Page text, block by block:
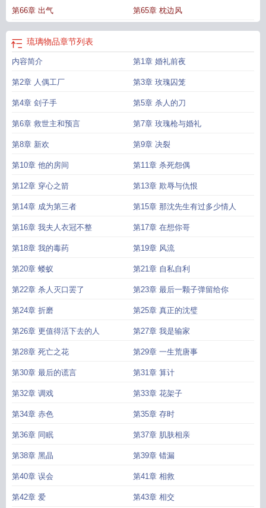
第66章 出气 第65章 枕边风
琉璃物品章节列表
内容简介 第1章 婚礼前夜
第2章 人偶工厂 第3章 玫瑰囚笼
第4章 刽子手 第5章 杀人的刀
第6章 救世主和预言 第7章 玫瑰枪与婚礼
第8章 新欢 第9章 决裂
第10章 他的房间 第11章 杀死怨偶
第12章 穿心之箭 第13章 欺辱与仇恨
第14章 成为第三者 第15章 那沈先生有过多少情人
第16章 我夫人衣冠不整 第17章 在想你哥
第18章 我的毒药 第19章 风流
第20章 蝼蚁 第21章 自私自利
第22章 杀人灭口罢了 第23章 最后一颗子弹留给你
第24章 折磨 第25章 真正的沈璧
第26章 更值得活下去的人 第27章 我是输家
第28章 死亡之花 第29章 一生荒唐事
第30章 最后的谎言 第31章 算计
第32章 调戏 第33章 花架子
第34章 赤色 第35章 存时
第36章 同眠 第37章 肌肤相亲
第38章 黑晶 第39章 错漏
第40章 误会 第41章 相救
第42章 爱 第43章 相交